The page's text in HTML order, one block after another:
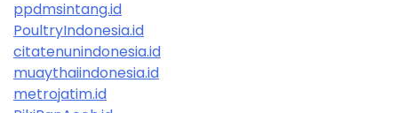
ppdmsintang.id
PoultryIndonesia.id
citatenunindonesia.id
muaythaiindonesia.id
metrojatim.id